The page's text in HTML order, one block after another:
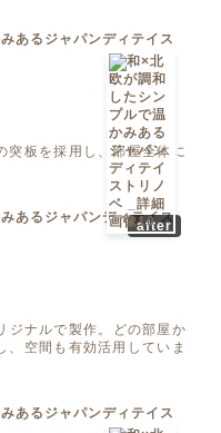
突板を採用し、部屋全体に
after
ジナルで製作。どの部屋か
、空間も有効活用していま